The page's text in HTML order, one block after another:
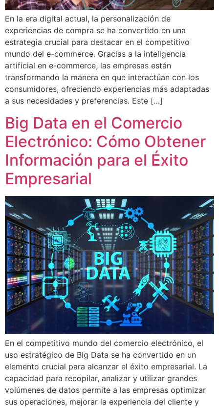
En la era digital actual, la personalización de
experiencias de compra se ha convertido en una
estrategia crucial para destacar en el competitivo
mundo del e-commerce. Gracias a la inteligencia
artificial en e-commerce, las empresas están
transformando la manera en que interactúan con los
consumidores, ofreciendo experiencias más adaptadas
a sus necesidades y preferencias. Este […]
Big Data en el Comercio
Electrónico: Cómo Obtener
Información para el Éxito
Empresarial
En el competitivo mundo del comercio electrónico, el
uso estratégico de Big Data se ha convertido en un
elemento crucial para alcanzar el éxito empresarial. La
capacidad para recopilar, analizar y utilizar grandes
volúmenes de datos permite a las empresas optimizar
sus operaciones, mejorar la experiencia del cliente y